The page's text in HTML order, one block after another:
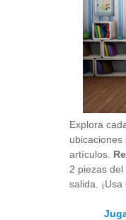
Explora
artículos.
2 piezas
salida.